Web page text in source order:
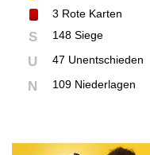
3 Rote Karten
S 148 Siege
U 47 Unentschieden
N 109 Niederlagen